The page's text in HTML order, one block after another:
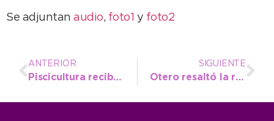
Se adjuntan audio, foto1 y foto2
ANTERIOR
Piscicultura recibe la visita de instituciones educativas
SIGUIENTE
Otero resaltó la respuesta de Nación en la mesa de trabajo de Turismo